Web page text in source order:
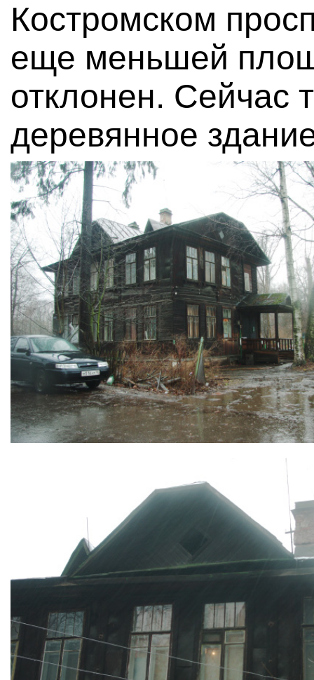
Костромском
еще меньшей
отклонен. Сейчас
деревянное